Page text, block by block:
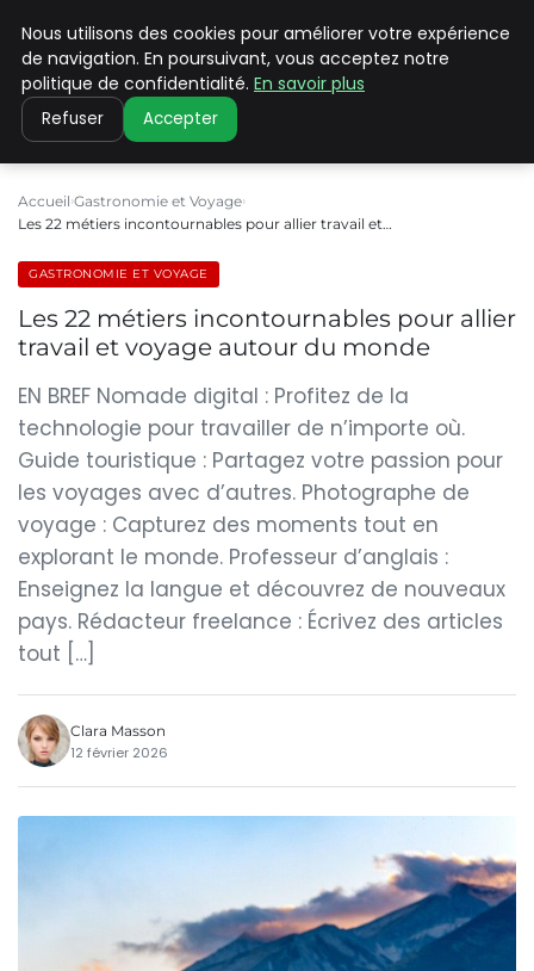
PILAT PATRIMOINES
Accueil Gastronomie et Voyage
Les 22 métiers incontournables pour allier travail et…
GASTRONOMIE ET VOYAGE
Les 22 métiers incontournables pour allier
travail et voyage autour du monde
EN BREF Nomade digital : Profitez de la
technologie pour travailler de n’importe où.
Guide touristique : Partagez votre passion pour
les voyages avec d’autres. Photographe de
voyage : Capturez des moments tout en
explorant le monde. Professeur d’anglais :
Enseignez la langue et découvrez de nouveaux
pays. Rédacteur freelance : Écrivez des articles
tout […]
Clara Masson
12 février 2026
Nous utilisons des cookies pour améliorer votre expérience
de navigation. En poursuivant, vous acceptez notre
politique de confidentialité. En savoir plus
Refuser Accepter